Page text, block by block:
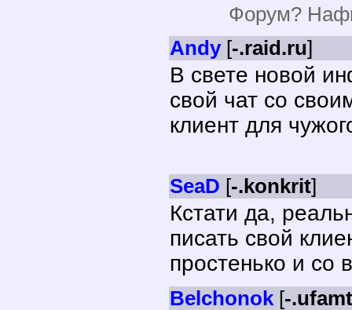
Форум?
Andy[-.raid.ru]
В свете новой
свой чат со
клиент для
SeaD [-.konkrit]
Кстати да,
писать свой
простенько и со
Belchonok [-